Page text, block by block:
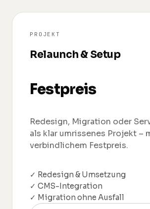
PROJEKT
Relaunch & Setup
Festpreis
Redesign, Migration oder
als klar umrissenes Projekt –
verbindlichem Festpreis.
✓ Redesign & Umsetzung
✓ CMS-Integration
✓ Migration ohne Ausfall